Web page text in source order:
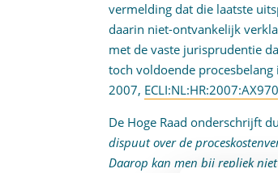
vermelding dat die laatste
daarin niet-ontvankelijk
met de vaste jurisprudentie
toch voldoende
2007,
De Hoge Raad onderschrijft
dispuut over de
Daarop kan men bij repliek